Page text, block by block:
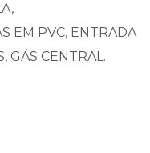
EM PVC, ENTRADA
GÁS CENTRAL.